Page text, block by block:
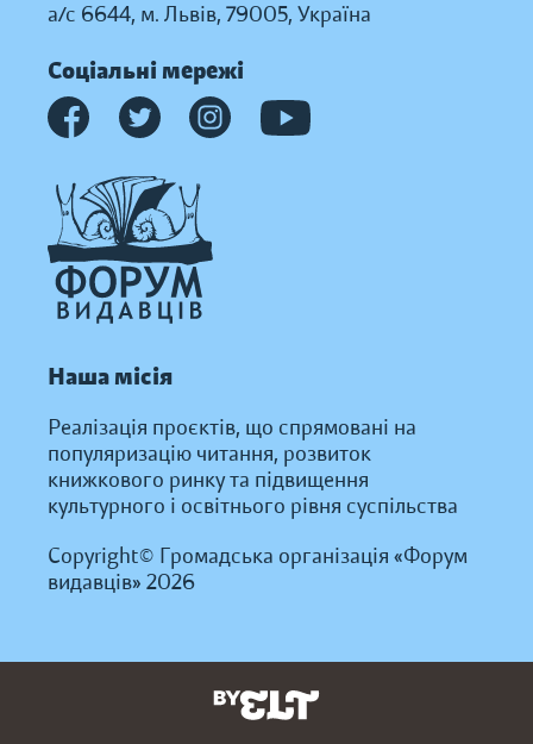
а/с 6644, м. Львів, 79005, Україна
Соціальні мережі
Наша місія
Реалізація проєктів, що спрямовані на
популяризацію читання, розвиток
книжкового ринку та підвищення
культурного і освітнього рівня суспільства
Copyright© Громадська організація «Форум
видавців» 2026